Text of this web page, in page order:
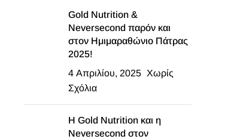
Gold Nutrition &
Neversecond παρόν και
στον Ημιμαραθώνιο Πάτρας
2025!
4 Απριλίου, 2025 Χωρίς
Σχόλια
Η Gold Nutrition και η
Neversecond στον